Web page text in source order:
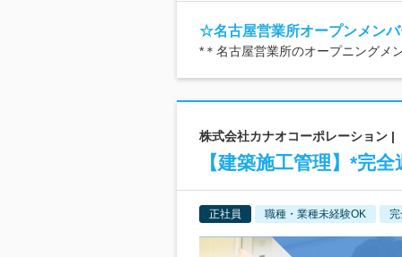
☆名古屋営業所オープンメン
*＊名古屋営業所のオープニングメ
株式会社カナオコーポレーション |
【建築施工管理】*完
正社員 職種・業種未経験OK